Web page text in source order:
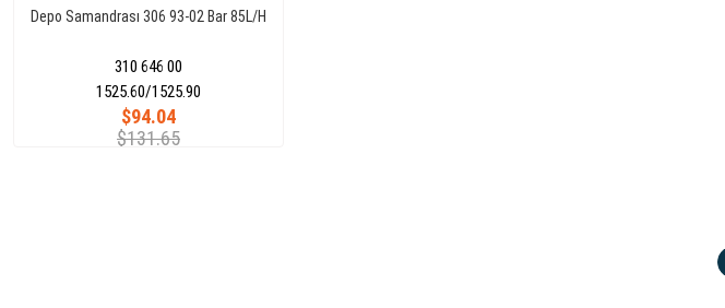
Depo Samandrası 306 93-02 Bar 85L/H
310 646 00
$94.04
$131.65
1525.60/1525.90